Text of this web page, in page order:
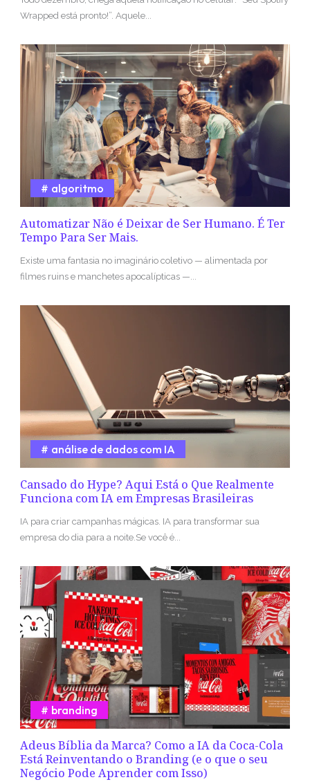
Wrapped está pronto!”. Aquele...
Automatizar Não é Deixar de Ser Humano. É Ter
Tempo Para Ser Mais.
algoritmo
Existe uma fantasia no imaginário coletivo — alimentada por
filmes ruins e manchetes apocalípticas —...
Cansado do Hype? Aqui Está o Que Realmente
Funciona com IA em Empresas Brasileiras
análise de dados com IA
IA para criar campanhas mágicas. IA para transformar sua
empresa do dia para a noite.Se você é...
Adeus Bíblia da Marca? Como a IA da Coca-Cola
Está Reinventando o Branding (e o que o seu
Negócio Pode Aprender com Isso)
branding